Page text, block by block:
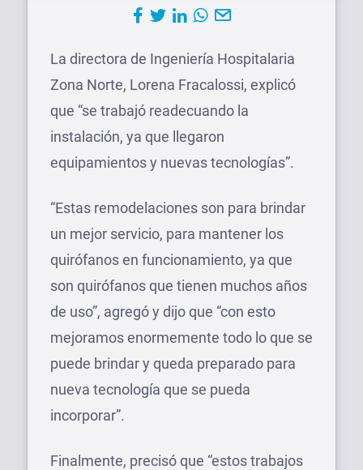
La directora de Ingeniería Hospitalaria
Zona Norte, Lorena Fracalossi, explicó
que “se trabajó readecuando la
instalación, ya que llegaron
equipamientos y nuevas tecnologías”.
“Estas remodelaciones son para brindar
un mejor servicio, para mantener los
quirófanos en funcionamiento, ya que
son quirófanos que tienen muchos años
de uso”, agregó y dijo que “con esto
mejoramos enormemente todo lo que se
puede brindar y queda preparado para
nueva tecnología que se pueda
incorporar”.
Finalmente, precisó que “estos trabajos